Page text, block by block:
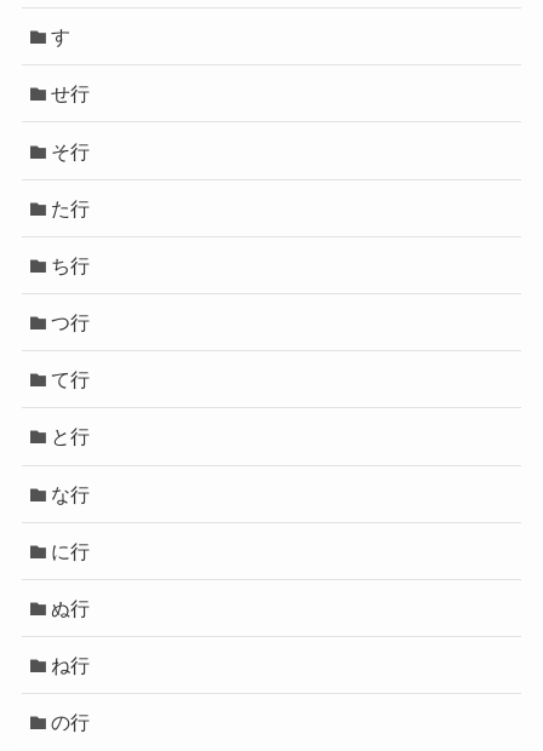
す
せ行
そ行
た行
ち行
つ行
て行
と行
な行
に行
ぬ行
ね行
の行